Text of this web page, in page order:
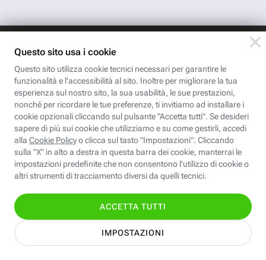
App FastwebPlus
Un'app unica per
conoscere, informare,
ispirare
Seguici